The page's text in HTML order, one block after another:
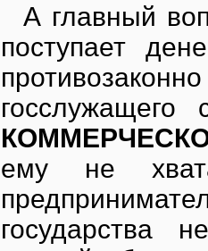
А главный
поступает
ему не
государства